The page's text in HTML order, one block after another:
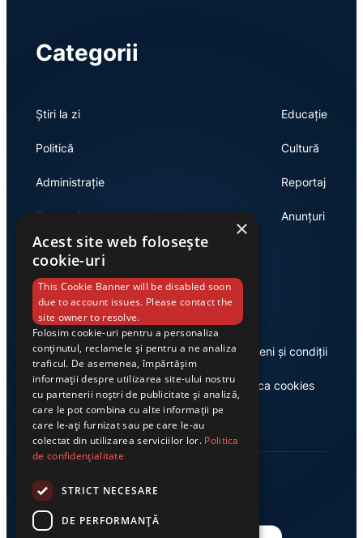
Categorii
Știri la zi
Politică
Administrație
Economie
Educație
Cultură
Reportaj
Anunțuri
Link-uri utile
Despre noi
Casa de editură Exclusiv
Termeni și condiții
Politica cookies
×
Acest site web folosește
cookie-uri
This Cookie Banner will be disabled soon
due to account issues. Please contact the
site owner to resolve.
Folosim cookie-uri pentru a personaliza
conținutul, reclamele și pentru a ne analiza
traficul. De asemenea, împărtășim
informații despre utilizarea site-ului nostru
cu partenerii noștri de publicitate și analiză,
care le pot combina cu alte informații pe
care le-ați furnizat sau pe care le-au
colectat din utilizarea serviciilor lor. Politica
de confidențialitate
STRICT NECESARE
DE PERFORMANȚĂ